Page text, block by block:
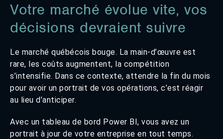
Votre marché évolue vite, vos
décisions devraient suivre
Le marché québécois bouge. La main-d’œuvre est
rare, les coûts augmentent, la compétition
s’intensifie. Dans ce contexte, attendre la fin du mois
pour avoir un portrait de vos opérations, c’est réagir
au lieu d’anticiper.
Avec un tableau de bord Power BI, vous avez un
portrait à jour de votre entreprise en tout temps.